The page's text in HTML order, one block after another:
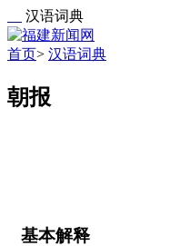
汉语词典
首页> 汉语词典
朝报
基本解释